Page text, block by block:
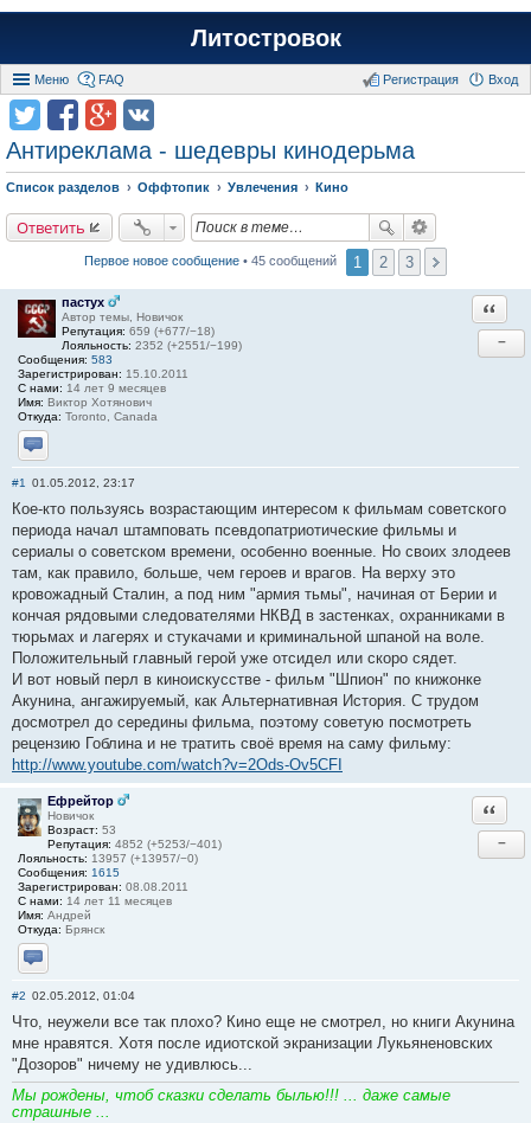
Литостровок
Меню FAQ Вход
Регистрация
Антиреклама - шедевры кинодерьма
Список разделов Оффтопик Увлечения Кино
Ответить
Первое новое сообщение • 45 сообщений 1 2 3
пастух
Автор темы, Новичок
Репутация: 659 (+677/−18)
Лояльность: 2352 (+2551/−199)
Сообщения: 583
Зарегистрирован: 15.10.2011
С нами: 14 лет 9 месяцев
Имя: Виктор Хотянович
Откуда: Toronto, Canada
Отправить личное сообщение
−
#1 01.05.2012, 23:17
Кое-кто пользуясь возрастающим интересом к фильмам советского
периода начал штамповать псевдопатриотические фильмы и
сериалы о советском времени, особенно военные. Но своих злодеев
там, как правило, больше, чем героев и врагов. На верху это
кровожадный Сталин, а под ним "армия тьмы", начиная от Берии и
кончая рядовыми следователями НКВД в застенках, охранниками в
тюрьмах и лагерях и стукачами и криминальной шпаной на воле.
Положительный главный герой уже отсидел или скоро сядет.
И вот новый перл в киноискусстве - фильм "Шпион" по книжонке
Акунина, ангажируемый, как Альтернативная История. С трудом
досмотрел до середины фильма, поэтому советую посмотреть
рецензию Гоблина и не тратить своё время на саму фильму:
http://www.youtube.com/watch?v=2Ods-Ov5CFI
Ефрейтор
Новичок
Возраст: 53
Репутация: 4852 (+5253/−401)
Лояльность: 13957 (+13957/−0)
Сообщения: 1615
Зарегистрирован: 08.08.2011
С нами: 14 лет 11 месяцев
Имя: Андрей
Откуда: Брянск
Отправить личное сообщение
−
#2 02.05.2012, 01:04
Что, неужели все так плохо? Кино еще не смотрел, но книги Акунина
мне нравятся. Хотя после идиотской экранизации Лукьяненовских
"Дозоров" ничему не удивлюсь...
Мы рождены, чтоб сказки сделать былью!!! ... даже самые
страшные ...